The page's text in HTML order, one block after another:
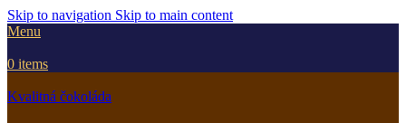
Skip to navigation Skip to main content
Menu
0 items
Kvalitná čokoláda